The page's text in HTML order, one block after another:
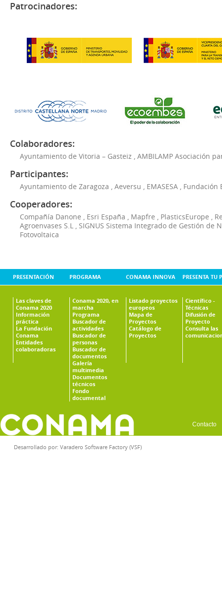
Patrocinadores:
Colaboradores:
Ayuntamiento de Vitoria – Gasteiz AMBILAMP Asociación
Participantes:
Ayuntamiento de Zaragoza Aeversu EMASESA Fundación
Cooperadores:
Compañía Danone Esri España Mapfre PlasticsEurope
Agroenvases S.L
SIGNUS Sistema Integrado de Gestión de
Fotovoltaica
PRESENTACIÓN
Las claves de
Conama 2020
Información
práctica
La Fundación
Conama
Entidades
colaboradoras
PROGRAMA
Conama 2020, en
marcha
Programa
Buscador de
actividades
Buscador de
personas
Buscador de
documentos
Galería
multimedia
Documentos
técnicos
Fondo
documental
CONAMA INNOVA
Listado proyectos
europeos
Mapa de
Proyectos
Catálogo de
Proyectos
PRESENTA TU
Científico -
Técnicas
Difusión de
Proyecto
Consulta las
Contacto
Desarrollado por: Varadero Software Factory (VSF)